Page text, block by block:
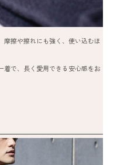
摩擦や擦れにも強く、使い込むほ
着で、長く愛用できる安心感をお